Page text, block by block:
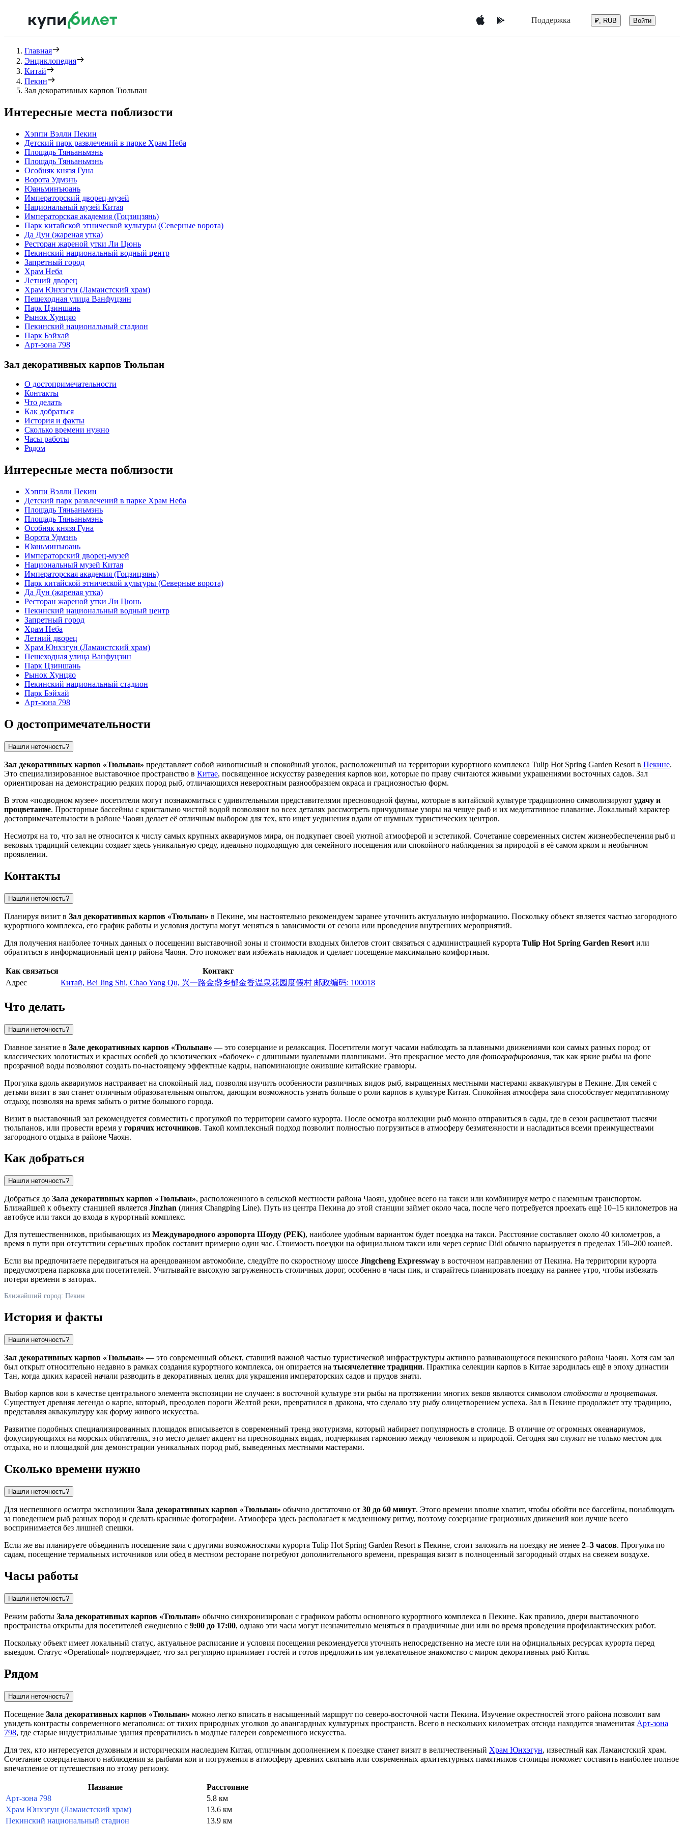
Поддержка ₽, RUB Войти
Главная
Энциклопедия
Китай
Пекин
Зал декоративных карпов Тюльпан
Интересные места поблизости
Хэппи Вэлли Пекин
Детский парк развлечений в парке Храм Неба
Площадь Тяньаньмэнь
Площадь Тяньаньмэнь
Особняк князя Гуна
Ворота Удмэнь
Юаньминъюань
Императорский дворец-музей
Национальный музей Китая
Императорская академия (Гоцзицзянь)
Парк китайской этнической культуры (Северные ворота)
Да Дун (жареная утка)
Ресторан жареной утки Ли Цюнь
Пекинский национальный водный центр
Запретный город
Храм Неба
Летний дворец
Храм Юнхэгун (Ламаистский храм)
Пешеходная улица Ванфуцзин
Парк Цзиншань
Рынок Хунцяо
Пекинский национальный стадион
Парк Бэйхай
Арт-зона 798
Зал декоративных карпов Тюльпан
О достопримечательности
Контакты
Что делать
Как добраться
История и факты
Сколько времени нужно
Часы работы
Рядом
Интересные места поблизости
Хэппи Вэлли Пекин
Детский парк развлечений в парке Храм Неба
Площадь Тяньаньмэнь
Площадь Тяньаньмэнь
Особняк князя Гуна
Ворота Удмэнь
Юаньминъюань
Императорский дворец-музей
Национальный музей Китая
Императорская академия (Гоцзицзянь)
Парк китайской этнической культуры (Северные ворота)
Да Дун (жареная утка)
Ресторан жареной утки Ли Цюнь
Пекинский национальный водный центр
Запретный город
Храм Неба
Летний дворец
Храм Юнхэгун (Ламаистский храм)
Пешеходная улица Ванфуцзин
Парк Цзиншань
Рынок Хунцяо
Пекинский национальный стадион
Парк Бэйхай
Арт-зона 798
О достопримечательности
Нашли неточность?
Зал декоративных карпов «Тюльпан» представляет собой живописный и спокойный уголок, расположенный на территории курортного комплекса Tulip Hot Spring Garden Resort в Пекине.
Это специализированное выставочное пространство в Китае, посвященное искусству разведения карпов кои, которые по праву считаются живыми украшениями восточных садов. Зал
ориентирован на демонстрацию редких пород рыб, отличающихся невероятным разнообразием окраса и грациозностью форм.
В этом «подводном музее» посетители могут познакомиться с удивительными представителями пресноводной фауны, которые в китайской культуре традиционно символизируют удачу и
процветание. Просторные бассейны с кристально чистой водой позволяют во всех деталях рассмотреть причудливые узоры на чешуе рыб и их медитативное плавание. Локальный характер
достопримечательности в районе Чаоян делает её отличным выбором для тех, кто ищет уединения вдали от шумных туристических центров.
Несмотря на то, что зал не относится к числу самых крупных аквариумов мира, он подкупает своей уютной атмосферой и эстетикой. Сочетание современных систем жизнеобеспечения рыб и
вековых традиций селекции создает здесь уникальную среду, идеально подходящую для семейного посещения или спокойного наблюдения за природой в её самом ярком и необычном
проявлении.
Контакты
Нашли неточность?
Планируя визит в Зал декоративных карпов «Тюльпан» в Пекине, мы настоятельно рекомендуем заранее уточнить актуальную информацию. Поскольку объект является частью загородного
курортного комплекса, его график работы и условия доступа могут меняться в зависимости от сезона или проведения внутренних мероприятий.
Для получения наиболее точных данных о посещении выставочной зоны и стоимости входных билетов стоит связаться с администрацией курорта Tulip Hot Spring Garden Resort или
обратиться в информационный центр района Чаоян. Это поможет вам избежать накладок и сделает посещение максимально комфортным.
Как связаться
Контакт
Адрес
Китай, Bei Jing Shi, Chao Yang Qu, 兴一路金盏乡郁金香温泉花园度假村 邮政编码: 100018
Что делать
Нашли неточность?
Главное занятие в Зале декоративных карпов «Тюльпан» — это созерцание и релаксация. Посетители могут часами наблюдать за плавными движениями кои самых разных пород: от
классических золотистых и красных особей до экзотических «бабочек» с длинными вуалевыми плавниками. Это прекрасное место для фотографирования, так как яркие рыбы на фоне
прозрачной воды позволяют создать по-настоящему эффектные кадры, напоминающие ожившие китайские гравюры.
Прогулка вдоль аквариумов настраивает на спокойный лад, позволяя изучить особенности различных видов рыб, выращенных местными мастерами аквакультуры в Пекине. Для семей с
детьми визит в зал станет отличным образовательным опытом, дающим возможность узнать больше о роли карпов в культуре Китая. Спокойная атмосфера зала способствует медитативному
отдыху, позволяя на время забыть о ритме большого города.
Визит в выставочный зал рекомендуется совместить с прогулкой по территории самого курорта. После осмотра коллекции рыб можно отправиться в сады, где в сезон расцветают тысячи
тюльпанов, или провести время у горячих источников. Такой комплексный подход позволит полностью погрузиться в атмосферу безмятежности и насладиться всеми преимуществами
загородного отдыха в районе Чаоян.
Как добраться
Нашли неточность?
Добраться до Зала декоративных карпов «Тюльпан», расположенного в сельской местности района Чаоян, удобнее всего на такси или комбинируя метро с наземным транспортом.
Ближайшей к объекту станцией является Jinzhan (линия Changping Line). Путь из центра Пекина до этой станции займет около часа, после чего потребуется проехать ещё 10–15 километров на
автобусе или такси до входа в курортный комплекс.
Для путешественников, прибывающих из Международного аэропорта Шоуду (PEK), наиболее удобным вариантом будет поездка на такси. Расстояние составляет около 40 километров, а
время в пути при отсутствии серьезных пробок составит примерно один час. Стоимость поездки на официальном такси или через сервис Didi обычно варьируется в пределах 150–200 юаней.
Если вы предпочитаете передвигаться на арендованном автомобиле, следуйте по скоростному шоссе Jingcheng Expressway в восточном направлении от Пекина. На территории курорта
предусмотрена парковка для посетителей. Учитывайте высокую загруженность столичных дорог, особенно в часы пик, и старайтесь планировать поездку на раннее утро, чтобы избежать
потери времени в заторах.
Ближайший город: Пекин
История и факты
Нашли неточность?
Зал декоративных карпов «Тюльпан» — это современный объект, ставший важной частью туристической инфраструктуры активно развивающегося пекинского района Чаоян. Хотя сам зал
был открыт относительно недавно в рамках создания курортного комплекса, он опирается на тысячелетние традиции. Практика селекции карпов в Китае зародилась ещё в эпоху династии
Тан, когда диких карасей начали разводить в декоративных целях для украшения императорских садов и прудов знати.
Выбор карпов кои в качестве центрального элемента экспозиции не случаен: в восточной культуре эти рыбы на протяжении многих веков являются символом стойкости и процветания.
Существует древняя легенда о карпе, который, преодолев пороги Желтой реки, превратился в дракона, что сделало эту рыбу олицетворением успеха. Зал в Пекине продолжает эту традицию,
представляя аквакультуру как форму живого искусства.
Развитие подобных специализированных площадок вписывается в современный тренд экотуризма, который набирает популярность в столице. В отличие от огромных океанариумов,
фокусирующихся на морских обитателях, это место делает акцент на пресноводных видах, подчеркивая гармонию между человеком и природой. Сегодня зал служит не только местом для
отдыха, но и площадкой для демонстрации уникальных пород рыб, выведенных местными мастерами.
Сколько времени нужно
Нашли неточность?
Для неспешного осмотра экспозиции Зала декоративных карпов «Тюльпан» обычно достаточно от 30 до 60 минут. Этого времени вполне хватит, чтобы обойти все бассейны, понаблюдать
за поведением рыб разных пород и сделать красивые фотографии. Атмосфера здесь располагает к медленному ритму, поэтому созерцание грациозных движений кои лучше всего
воспринимается без лишней спешки.
Если же вы планируете объединить посещение зала с другими возможностями курорта Tulip Hot Spring Garden Resort в Пекине, стоит заложить на поездку не менее 2–3 часов. Прогулка по
садам, посещение термальных источников или обед в местном ресторане потребуют дополнительного времени, превращая визит в полноценный загородный отдых на свежем воздухе.
Часы работы
Нашли неточность?
Режим работы Зала декоративных карпов «Тюльпан» обычно синхронизирован с графиком работы основного курортного комплекса в Пекине. Как правило, двери выставочного
пространства открыты для посетителей ежедневно с 9:00 до 17:00, однако эти часы могут незначительно меняться в праздничные дни или во время проведения профилактических работ.
Поскольку объект имеет локальный статус, актуальное расписание и условия посещения рекомендуется уточнять непосредственно на месте или на официальных ресурсах курорта перед
выездом. Статус «Operational» подтверждает, что зал регулярно принимает гостей и готов предложить им увлекательное знакомство с миром декоративных рыб Китая.
Рядом
Нашли неточность?
Посещение Зала декоративных карпов «Тюльпан» можно легко вписать в насыщенный маршрут по северо-восточной части Пекина. Изучение окрестностей этого района позволит вам
увидеть контрасты современного мегаполиса: от тихих природных уголков до авангардных культурных пространств. Всего в нескольких километрах отсюда находится знаменитая Арт-зона
798, где старые индустриальные здания превратились в модные галереи современного искусства.
Для тех, кто интересуется духовным и историческим наследием Китая, отличным дополнением к поездке станет визит в величественный Храм Юнхэгун, известный как Ламаистский храм.
Сочетание созерцательного наблюдения за рыбами кои и погружения в атмосферу древних святынь или современных архитектурных памятников столицы поможет составить наиболее полное
впечатление от путешествия по этому региону.
Название
Расстояние
Арт-зона 798
5.8 км
Храм Юнхэгун (Ламаистский храм)
13.6 км
Пекинский национальный стадион
13.9 км